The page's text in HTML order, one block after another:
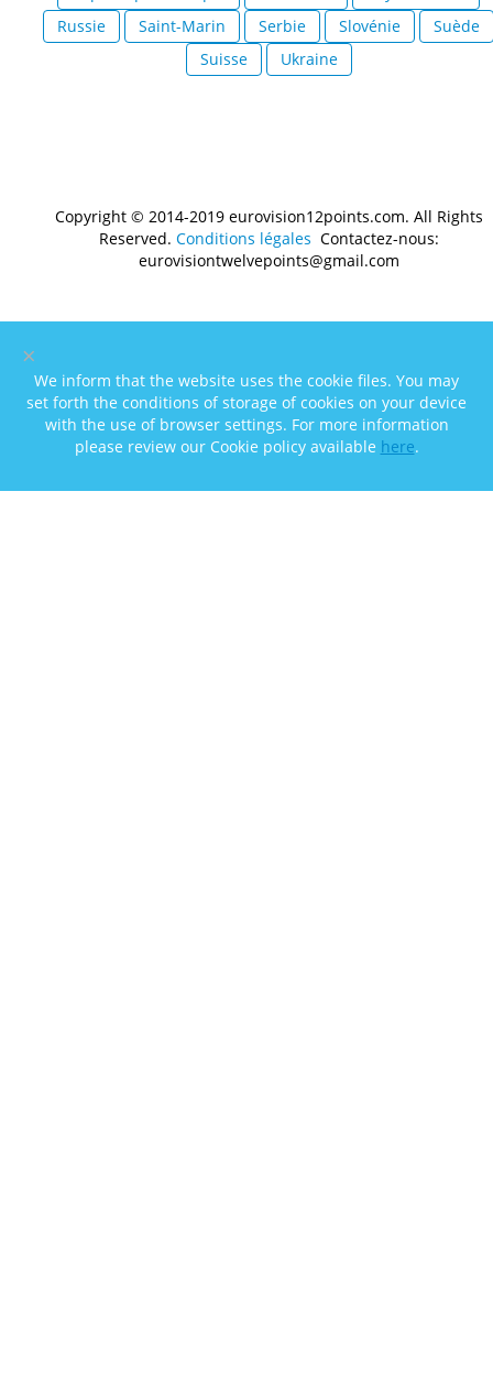
Russie
Saint-Marin Serbie Slovénie
Suède
Suisse
Ukraine
Copyright © 2014-2019 eurovision12points.com. All Rights
Reserved. Conditions légales Contactez-nous:
eurovisiontwelvepoints@gmail.com
×
We inform that the website uses the cookie files. You may
set forth the conditions of storage of cookies on your device
with the use of browser settings. For more information
please review our Cookie policy available here.